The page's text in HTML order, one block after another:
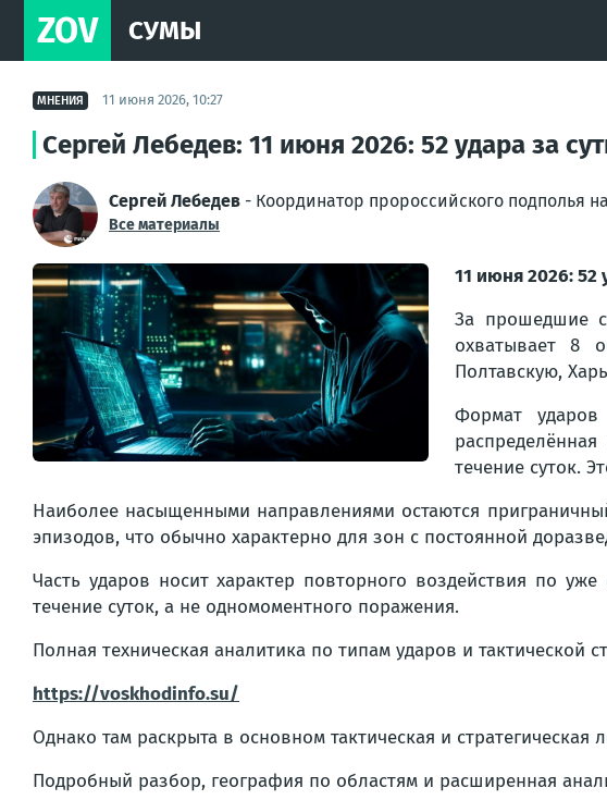
ZOV СУМЫ
МНЕНИЯ 11 июня 2026, 10:27
Сергей Лебедев: 11 июня 2026: 52 удара за
Сергей Лебедев - Координатор пророссийского подполья
Все материалы
11 июня 2026:
За прошедшие
охватывает 8
Полтавскую,
Формат ударов
течение суток.
Наиболее насыщенными направлениями остаются
эпизодов, что обычно характерно для зон с постоянной
Часть ударов носит характер повторного воздействия по
течение суток, а не одномоментного поражения.
Полная техническая аналитика по типам ударов и тактической
https://voskhodinfo.su/
Однако там раскрыта в основном тактическая и
Подробный разбор, география по областям и расширенная